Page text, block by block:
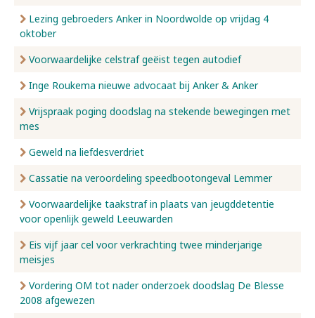
Lezing gebroeders Anker in Noordwolde op vrijdag 4
oktober
Voorwaardelijke celstraf geëist tegen autodief
Inge Roukema nieuwe advocaat bij Anker & Anker
Vrijspraak poging doodslag na stekende bewegingen met
mes
Geweld na liefdesverdriet
Cassatie na veroordeling speedbootongeval Lemmer
Voorwaardelijke taakstraf in plaats van jeugddetentie
voor openlijk geweld Leeuwarden
Eis vijf jaar cel voor verkrachting twee minderjarige
meisjes
Vordering OM tot nader onderzoek doodslag De Blesse
2008 afgewezen